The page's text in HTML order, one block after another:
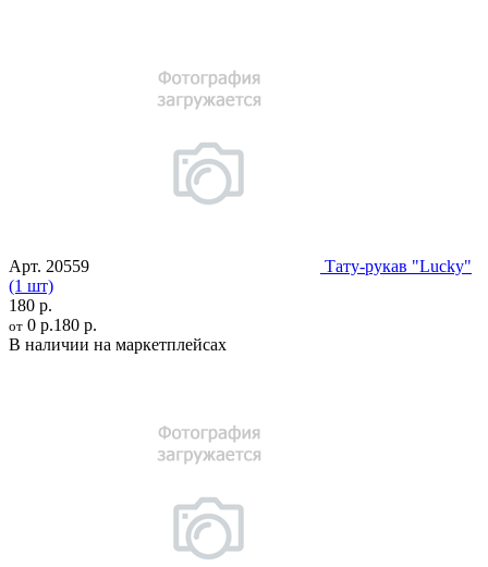
Арт. 20559
Тату-рукав "Lucky"
(1 шт)
180 р.
от 0 р.180 р.
В наличии на маркетплейсах